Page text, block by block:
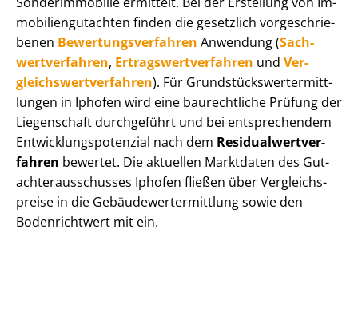
mo­bi­li­en­gut­ach­ten finden die gesetzlich vor­ge­schrie­
be­nen Be­wer­tungs­ver­fah­ren Anwendung (Sach­
wert­ver­fah­ren, Er­trags­wert­ver­fah­ren und Ver­
gleichs­wert­ver­fah­ren). Für Grund­stücks­wert­ermitt­
lun­gen in Iphofen wird eine baurechtliche Prüfung der
Liegenschaft durchgeführt und bei entsprechendem
Ent­wick­lungs­po­ten­zi­al nach dem Re­si­du­al­wert­ver­
fah­ren bewertet. Die aktuellen Marktdaten des Gut­
ach­ter­aus­schus­ses Iphofen fließen über Ver­gleichs­
prei­se in die Ge­bäu­de­wert­ermitt­lung sowie den
Bodenrichtwert mit ein.